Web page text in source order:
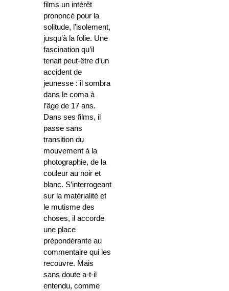
films un intérêt
prononcé pour la
solitude, l’isolement,
jusqu’à la folie. Une
fascination qu’il
tenait peut-être d’un
accident de
jeunesse : il sombra
dans le coma à
l’âge de 17 ans.
Dans ses films, il
passe sans
transition du
mouvement à la
photographie, de la
couleur au noir et
blanc. S’interrogeant
sur la matérialité et
le mutisme des
choses, il accorde
une place
prépondérante au
commentaire qui les
recouvre. Mais
sans doute a-t-il
entendu, comme